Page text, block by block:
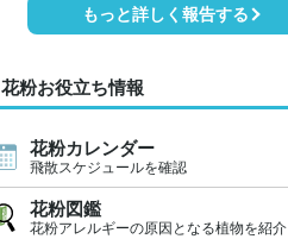
もっと詳しく報告する
花粉お役立ち情報
花粉カレンダー
飛散スケジュールを確認
花粉図鑑
花粉アレルギーの原因となる植物を紹介